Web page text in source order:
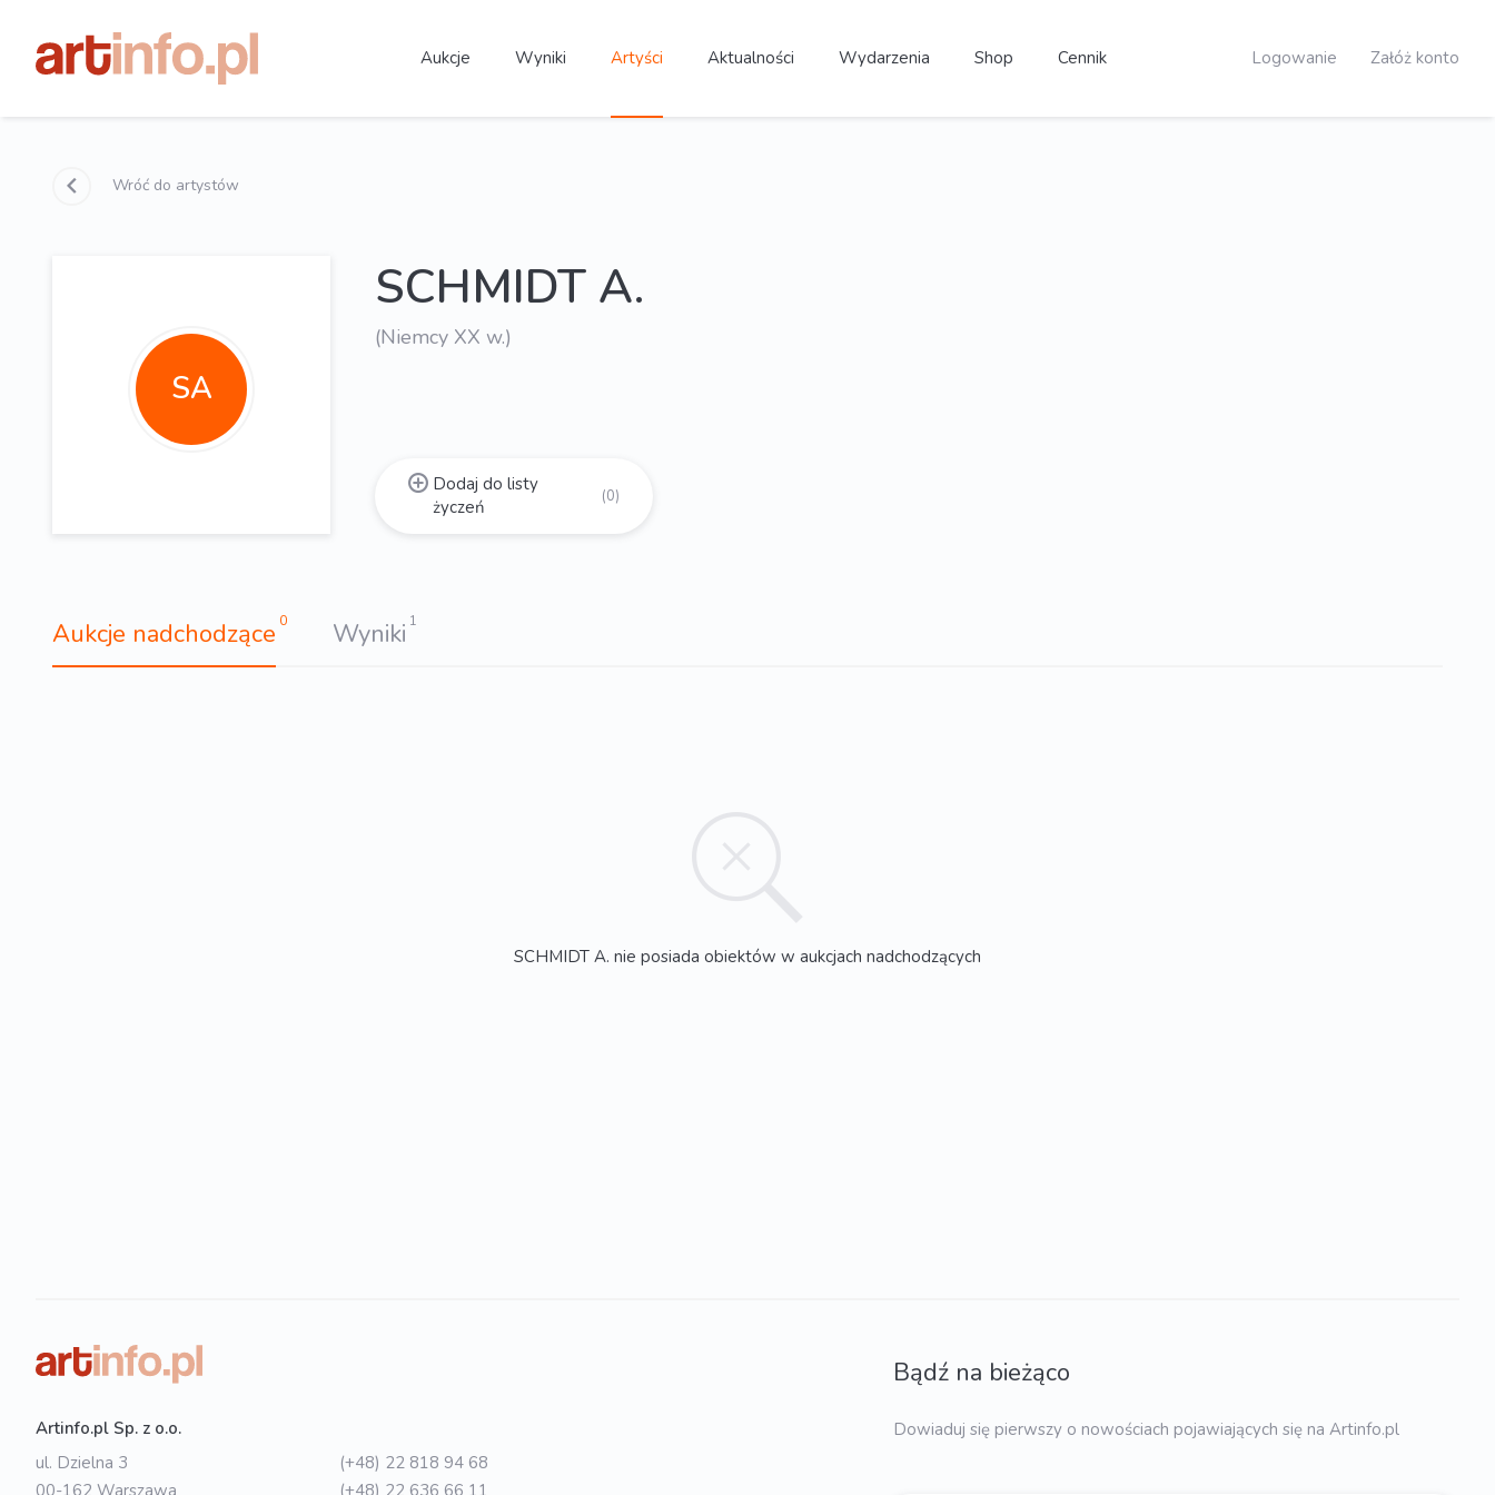
Aukcje Wyniki Artyści Aktualności Wydarzenia Shop Cennik Logowanie Załóż konto
Wróć do artystów
SA
SCHMIDT A.
(Niemcy XX w.)
Dodaj do listy
życzeń
(0)
Aukcje nadchodzące 0 Wyniki 1
SCHMIDT A. nie posiada obiektów w aukcjach nadchodzących
Artinfo.pl Sp. z o.o.
ul. Dzielna 3
00-162 Warszawa
(+48) 22 818 94 68
(+48) 22 636 66 11
Bądź na bieżąco
Dowiaduj się pierwszy o nowościach pojawiających się na Artinfo.pl